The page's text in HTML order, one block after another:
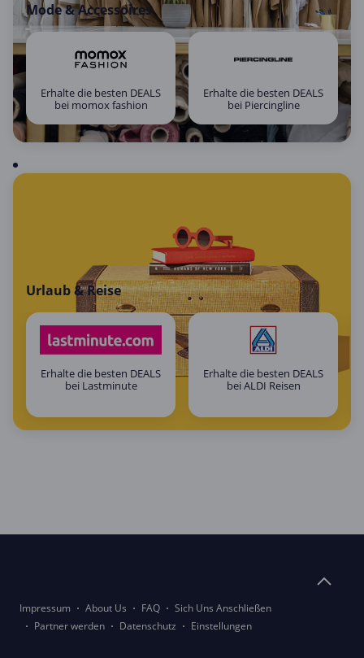
Mode & Accessoires
Erhalte die besten DEALS
bei momox fashion
Erhalte die besten DEALS
bei Piercingline
Urlaub & Reise
Erhalte die besten DEALS
bei Lastminute
Erhalte die besten DEALS
bei ALDI Reisen
Impressum About Us FAQ
Sich Uns Anschließen
Partner werden
Datenschutz Einstellungen